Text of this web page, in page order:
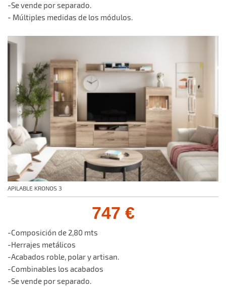
-Se vende por separado.
- Múltiples medidas de los módulos.
APILABLE KRONOS 3
747 €
-Composición de 2,80 mts
-Herrajes metálicos
-Acabados roble, polar y artisan.
-Combinables los acabados
-Se vende por separado.